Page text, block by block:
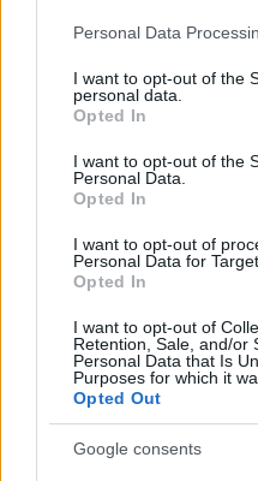
Personal Data
I want to opt-out of the
personal data.
Opted In
I want to opt-out of the
Personal Data.
Opted In
I want to opt-out of
Personal Data for
Opted In
I want to opt-out of
Retention, Sale, and/or
Personal Data that Is
Purposes for which it
Opted Out
Google consents
Ma se tutto è
essere reale. E qui sta
manovra elettorale
strumentalizzata per il
su un’emergenza
appuntamento
atto, in quel contesto, è
delegittimato. È una
prima ancora che
La vera